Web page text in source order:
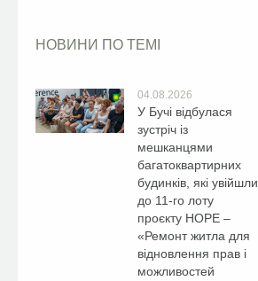
НОВИНИ ПО ТЕМІ
04.08.2026
У Бучі відбулася
зустріч із
мешканцями
багатоквартирних
будинків, які увійшли
до 11-го лоту
проєкту HOPE –
«Ремонт житла для
відновлення прав і
можливостей